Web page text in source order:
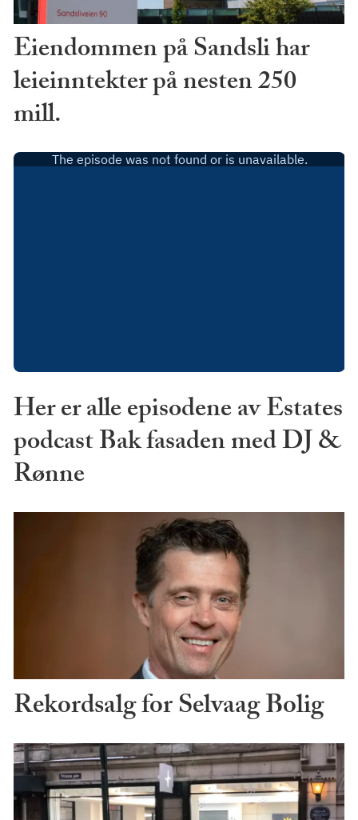
Eiendommen på Sandsli har
leieinntekter på nesten 250
mill.
Her er alle episodene av Estates
podcast Bak fasaden med DJ &
Rønne
Rekordsalg for Selvaag Bolig